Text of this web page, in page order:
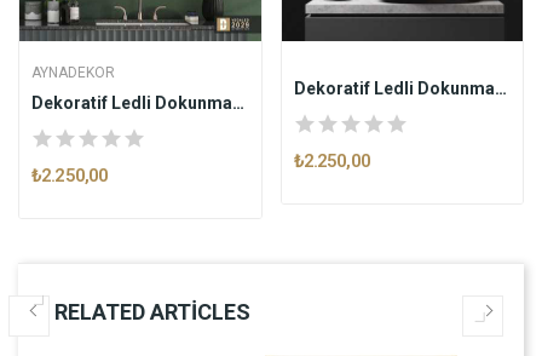
AYNADEKOR
Dekoratif Ledli Dokunmatik Butonlu Ayna...
₺2.250,00
Dekoratif Ledli Dokunmatik Butonlu Ayna RAIN
₺2.250,00
RELATED ARTICLES